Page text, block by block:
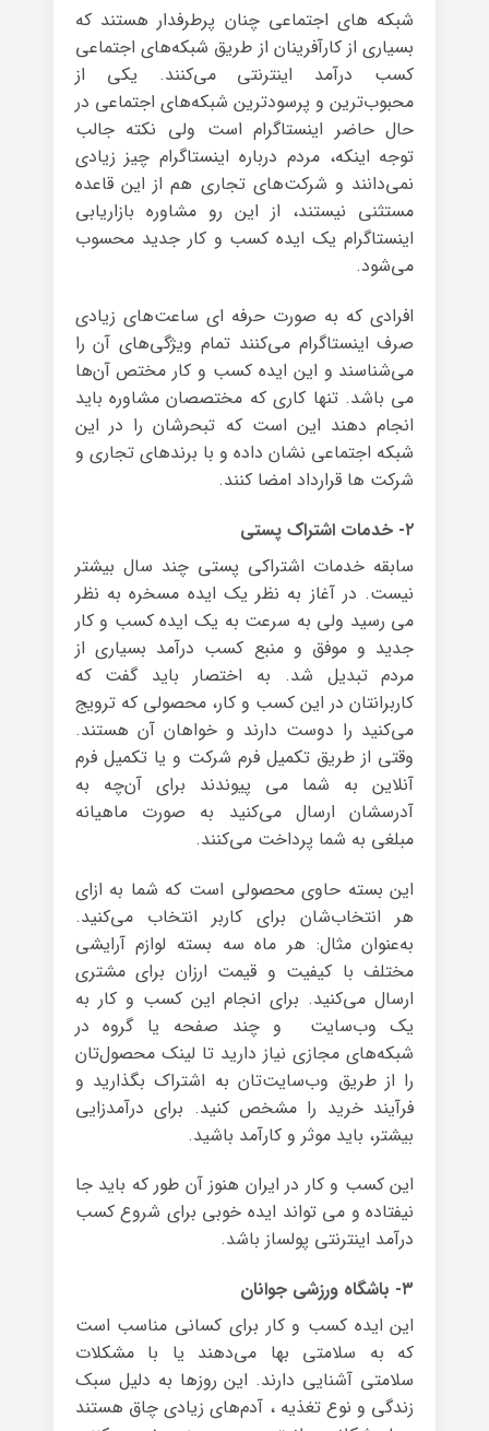
شبکه های اجتماعی چنان پرطرفدار هستند که
بسیاری از کارآفرینان از طریق شبکه‌های اجتماعی
کسب درآمد اینترنتی می‌کنند. یکی از
محبوب‌ترین و پرسودترین شبکه‌های اجتماعی در
حال حاضر اینستاگرام است ولی نکته جالب
توجه اینکه، مردم درباره‌ اینستاگرام چیز زیادی
نمی‌دانند و شرکت‌های تجاری هم از این قاعده
مستثنی نیستند، از این رو مشاوره بازاریابی
اینستاگرام یک ایده کسب و کار جدید محسوب
می‌شود.
افرادی که به صورت حرفه ای ساعت‌های زیادی
صرف اینستاگرام می‌کنند تمام ویژگی‌های آن را
می‌شناسند و این ایده کسب و کار مختص آن‌ها
می باشد. تنها کاری که مختصصان مشاوره باید
انجام دهند این است که تبحرشان را در این
شبکه‌ اجتماعی نشان داده و با برندهای تجاری و
شرکت ها قرارداد امضا کنند.
۲- خدمات اشتراک پستی
سابقه خدمات اشتراکی پستی چند سال بیشتر
نیست. در آغاز به نظر یک ایده‌ مسخره به نظر
می رسید ولی به سرعت به یک ایده کسب و کار
جدید و موفق و منبع کسب درآمد بسیاری از
مردم تبدیل شد. به اختصار باید گفت که
کاربرانتان در این کسب و کار، محصولی که ترویج
می‌کنید را دوست دارند و خواهان آن هستند.
وقتی از طریق تکمیل فرم شرکت‌ و یا تکمیل فرم
آنلاین به شما می پیوندند برای آن‌چه به
آدرسشان ارسال می‌کنید به صورت ماهیانه
مبلغی به شما پرداخت می‌کنند.
این بسته حاوی محصولی است که شما به ازای
هر انتخاب‌شان برای کاربر انتخاب می‌کنید.
به‌عنوان مثال: هر ماه سه بسته لوازم آرایشی
مختلف با کیفیت و قیمت ارزان برای مشتری
ارسال می‌کنید. برای انجام این کسب و کار به
یک وب‌سایت و چند صفحه یا گروه در
شبکه‌های مجازی نیاز دارید تا لینک محصول‌تان
را از طریق وب‌سایت‌تان به اشتراک بگذارید و
فرآیند خرید را مشخص کنید. برای درآمدزایی
بیشتر، باید موثر و کارآمد باشید.
این کسب و کار در ایران هنوز آن طور که باید جا
نیفتاده و می تواند ایده خوبی برای شروع کسب
درآمد اینترنتی پولساز باشد.
۳- باشگاه ورزشی جوانان
این ایده کسب و کار برای کسانی مناسب است
که به سلامتی بها می‌دهند یا با مشکلات
سلامتی آشنایی دارند. این روزها به دلیل سبک
زندگی و نوع تغذیه ، آدم‌های زیادی چاق هستند